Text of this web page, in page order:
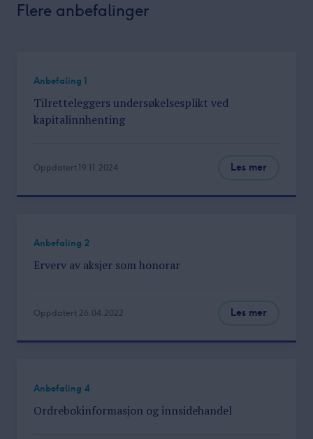
Flere anbefalinger
Anbefaling 1
Tilretteleggers undersøkelsesplikt ved
kapitalinnhenting
Oppdatert 19.11.2024 Les mer
Anbefaling 2
Erverv av aksjer som honorar
Oppdatert 26.04.2022 Les mer
Anbefaling 4
Ordrebokinformasjon og innsidehandel